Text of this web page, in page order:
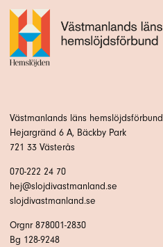
Västmanlands läns hemslöjdsförbund
Hejargränd 6 A, Bäckby Park
721 33 Västerås
070-222 24 70
hej@slojdivastmanland.se
slojdivastmanland.se
Orgnr 878001-2830
Bg 128-9248